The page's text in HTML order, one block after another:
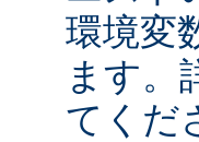
環境変
ます。
てくだ